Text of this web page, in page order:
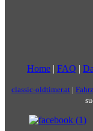
Home | FAQ |
classic-oldtimer.at |